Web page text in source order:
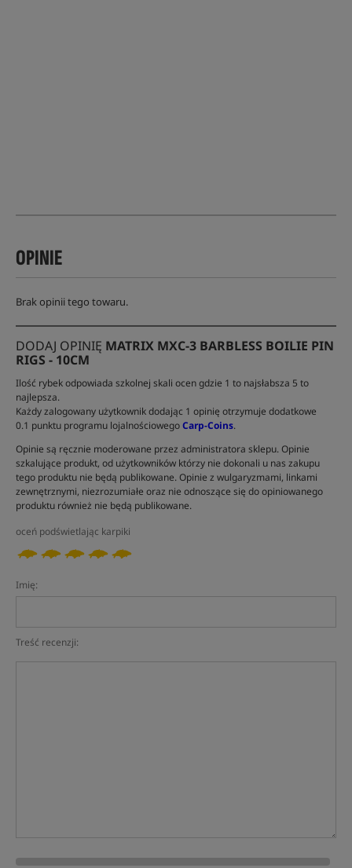
OPINIE
Brak opinii tego towaru.
DODAJ OPINIĘ MATRIX MXC-3 BARBLESS BOILIE PIN
RIGS - 10CM
Ilość rybek odpowiada szkolnej skali ocen gdzie 1 to najsłabsza 5 to
najlepsza.
Każdy zalogowany użytkownik dodając 1 opinię otrzymuje dodatkowe
0.1 punktu programu lojalnościowegoCarp-Coins.
Opinie są ręcznie moderowane przez administratora sklepu. Opinie
szkalujące produkt, od użytkowników którzy nie dokonali u nas zakupu
tego produktu nie będą publikowane. Opinie z wulgaryzmami, linkami
zewnętrznymi, niezrozumiałe oraz nie odnoszące się do opiniowanego
produktu również nie będą publikowane.
oceń podświetlając karpiki
Imię:
Treść recenzji: